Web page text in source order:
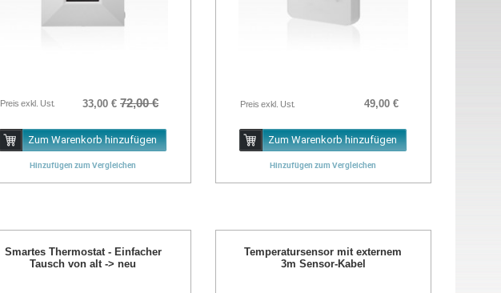
Preis exkl. Ust. 33,00 € 72,00 €
Zum Warenkorb hinzufügen
Hinzufügen zum Vergleichen
Preis exkl. Ust. 49,00 €
Zum Warenkorb hinzufügen
Hinzufügen zum Vergleichen
Smartes Thermostat - Einfacher
Tausch von alt -> neu
Temperatursensor mit externem
3m Sensor-Kabel